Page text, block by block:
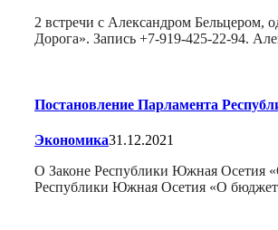
2 встречи с Александром Бельцером,
Дорога». Запись +7-919-425-22-94.
Постановление Парламента
Экономика31.12.2021
О Законе Республики Южная Осетия
Республики Южная Осетия «О